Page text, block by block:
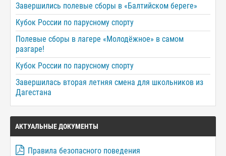
Завершились полевые сборы в «Балтийском береге»
Кубок России по парусному спорту
Полевые сборы в лагере «Молодёжное» в самом
разгаре!
Кубок России по парусному спорту
Завершилась вторая летняя смена для школьников из
Дагестана
АКТУАЛЬНЫЕ ДОКУМЕНТЫ
Правила безопасного поведения